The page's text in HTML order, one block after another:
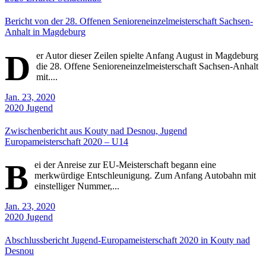
Bericht von der 28. Offenen Senioreneinzelmeisterschaft Sachsen-
Anhalt in Magdeburg
D
er Autor dieser Zeilen spielte Anfang August in Magdeburg
die 28. Offene Senioreneinzelmeisterschaft Sachsen-Anhalt
mit....
Jan. 23, 2020
2020 Jugend
Zwischenbericht aus Kouty nad Desnou, Jugend
Europameisterschaft 2020 – U14
B
ei der Anreise zur EU-Meisterschaft begann eine
merkwürdige Entschleunigung. Zum Anfang Autobahn mit
einstelliger Nummer,...
Jan. 23, 2020
2020 Jugend
Abschlussbericht Jugend-Europameisterschaft 2020 in Kouty nad
Desnou